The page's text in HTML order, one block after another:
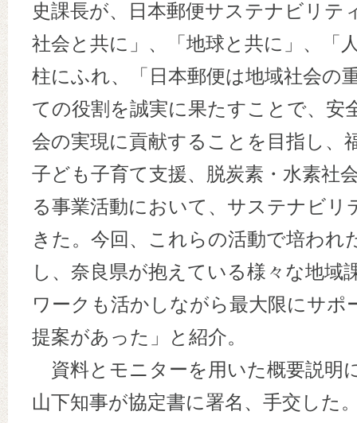
史課長が、日本郵便サステナビリテ
社会と共に」、「地球と共に」、「
柱にふれ、「日本郵便は地域社会の
ての役割を誠実に果たすことで、安
会の実現に貢献することを目指し、
子ども子育て支援、脱炭素・水素社
る事業活動において、サステナビリ
きた。今回、これらの活動で培われ
し、奈良県が抱えている様々な地域
ワークも活かしながら最大限にサポ
提案があった」と紹介。
資料とモニターを用いた概要説明
山下知事が協定書に署名、手交した